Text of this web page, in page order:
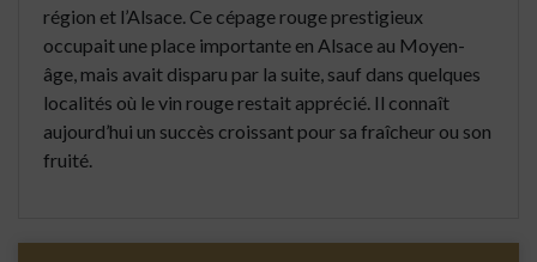
région et l’Alsace. Ce cépage rouge prestigieux
occupait une place importante en Alsace au Moyen-
âge, mais avait disparu par la suite, sauf dans quelques
localités où le vin rouge restait apprécié. Il connaît
aujourd’hui un succès croissant pour sa fraîcheur ou son
fruité.